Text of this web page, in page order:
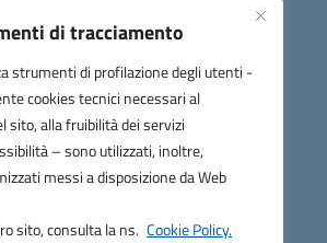
di tracciamento
strumenti di profilazione degli utenti -
cookies tecnici necessari al
alla fruibilità dei servizi
– sono utilizzati, inoltre,
messi a disposizione da Web
sito, consulta la ns. Cookie Policy.